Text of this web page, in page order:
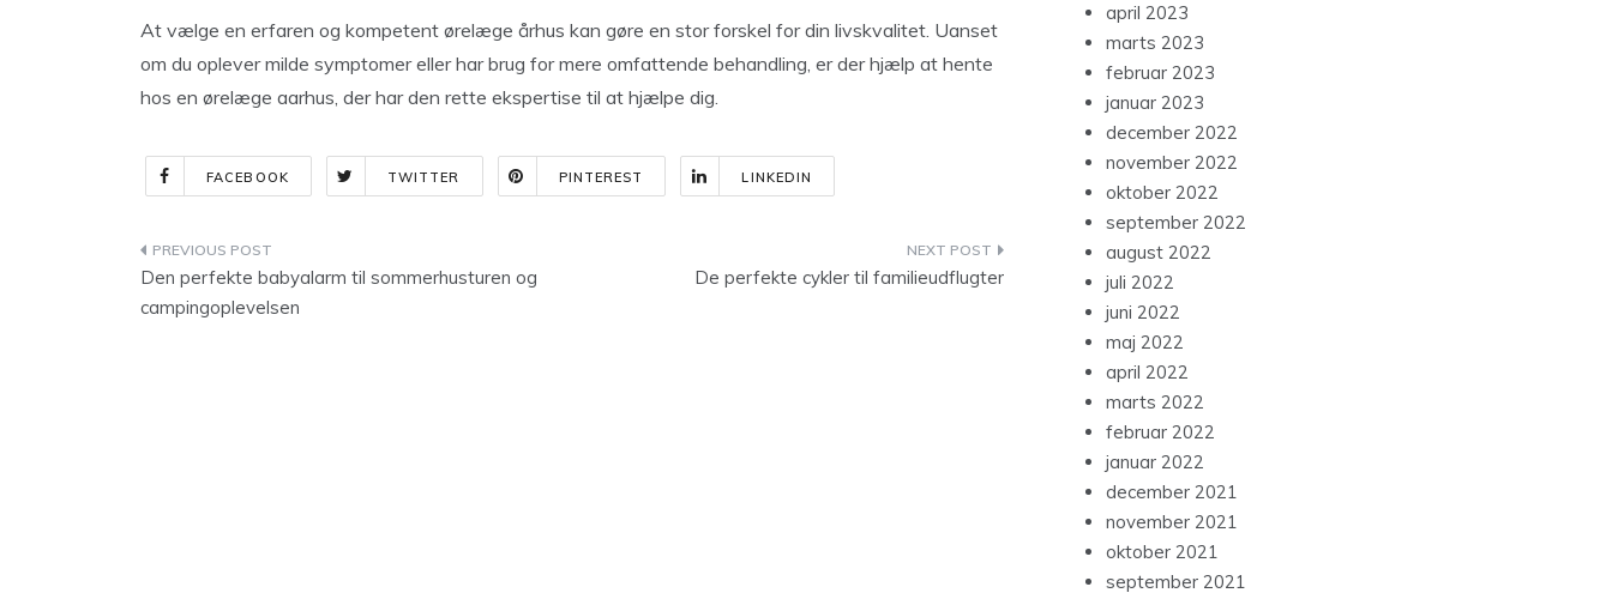
At vælge en erfaren og kompetent ørelæge århus kan gøre en stor forskel for din livskvalitet. Uanset
om du oplever milde symptomer eller har brug for mere omfattende behandling, er der hjælp at hente
hos en ørelæge aarhus, der har den rette ekspertise til at hjælpe dig.
FACEBOOK TWITTER PINTEREST LINKEDIN
Indlægsnavigation
Den perfekte babyalarm til sommerhusturen og
campingoplevelsen
De perfekte cykler til familieudflugter
april 2023
marts 2023
februar 2023
januar 2023
december 2022
november 2022
oktober 2022
september 2022
august 2022
juli 2022
juni 2022
maj 2022
april 2022
marts 2022
februar 2022
januar 2022
december 2021
november 2021
oktober 2021
september 2021